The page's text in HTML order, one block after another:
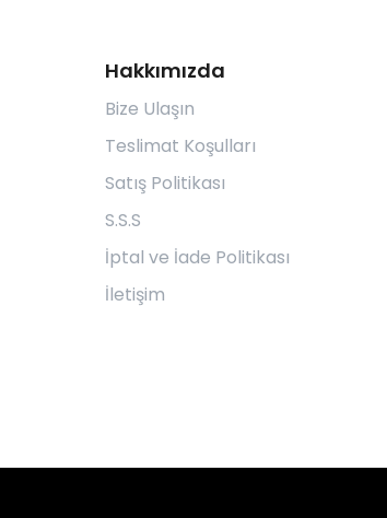
Hakkımızda
Bize Ulaşın
Teslimat Koşulları
Satış Politikası
S.S.S
İptal ve İade Politikası
İletişim